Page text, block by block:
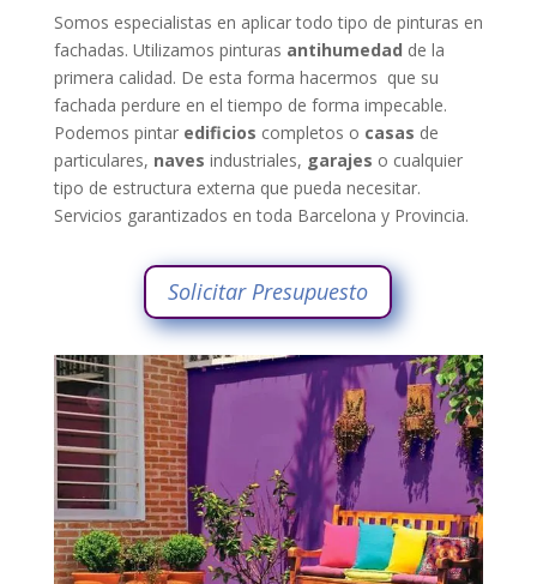
Somos especialistas en aplicar todo tipo de pinturas en
fachadas. Utilizamos pinturas antihumedad de la
primera calidad. De esta forma hacermos que su
fachada perdure en el tiempo de forma impecable.
Podemos pintar edificios completos o casas de
particulares, naves industriales, garajes o cualquier
tipo de estructura externa que pueda necesitar.
Servicios garantizados en toda Barcelona y Provincia.
Solicitar Presupuesto